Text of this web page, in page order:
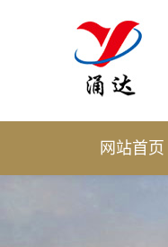
网站首页